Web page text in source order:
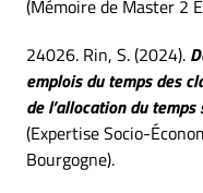
(Mémoire de Master 2
24026. Rin, S. (2024).
emplois du temps des
de l’allocation du temps
(Expertise Socio-
Bourgogne).